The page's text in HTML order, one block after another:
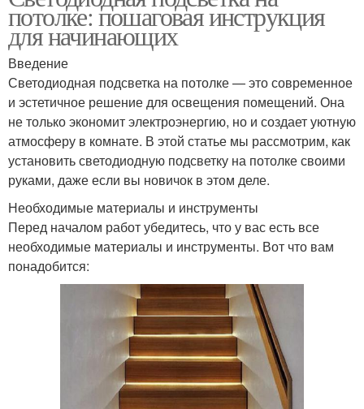
потолке: пошаговая инструкция
для начинающих
Введение
Светодиодная подсветка на потолке — это современное
и эстетичное решение для освещения помещений. Она
не только экономит электроэнергию, но и создает уютную
атмосферу в комнате. В этой статье мы рассмотрим, как
установить светодиодную подсветку на потолке своими
руками, даже если вы новичок в этом деле.
Необходимые материалы и инструменты
Перед началом работ убедитесь, что у вас есть все
необходимые материалы и инструменты. Вот что вам
понадобится: